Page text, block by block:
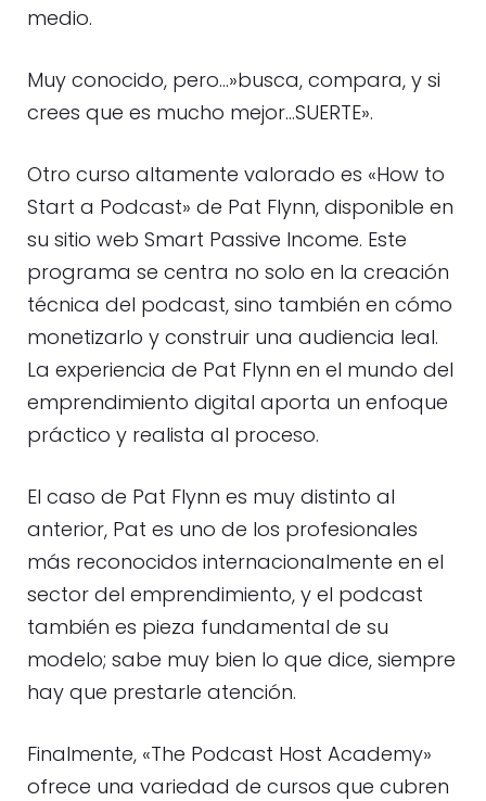
medio.
Muy conocido, pero…»busca, compara, y si
crees que es mucho mejor…SUERTE».
Otro curso altamente valorado es «How to
Start a Podcast» de Pat Flynn, disponible en
su sitio web Smart Passive Income. Este
programa se centra no solo en la creación
técnica del podcast, sino también en cómo
monetizarlo y construir una audiencia leal.
La experiencia de Pat Flynn en el mundo del
emprendimiento digital aporta un enfoque
práctico y realista al proceso.
El caso de Pat Flynn es muy distinto al
anterior, Pat es uno de los profesionales
más reconocidos internacionalmente en el
sector del emprendimiento, y el podcast
también es pieza fundamental de su
modelo; sabe muy bien lo que dice, siempre
hay que prestarle atención.
Finalmente, «The Podcast Host Academy»
ofrece una variedad de cursos que cubren